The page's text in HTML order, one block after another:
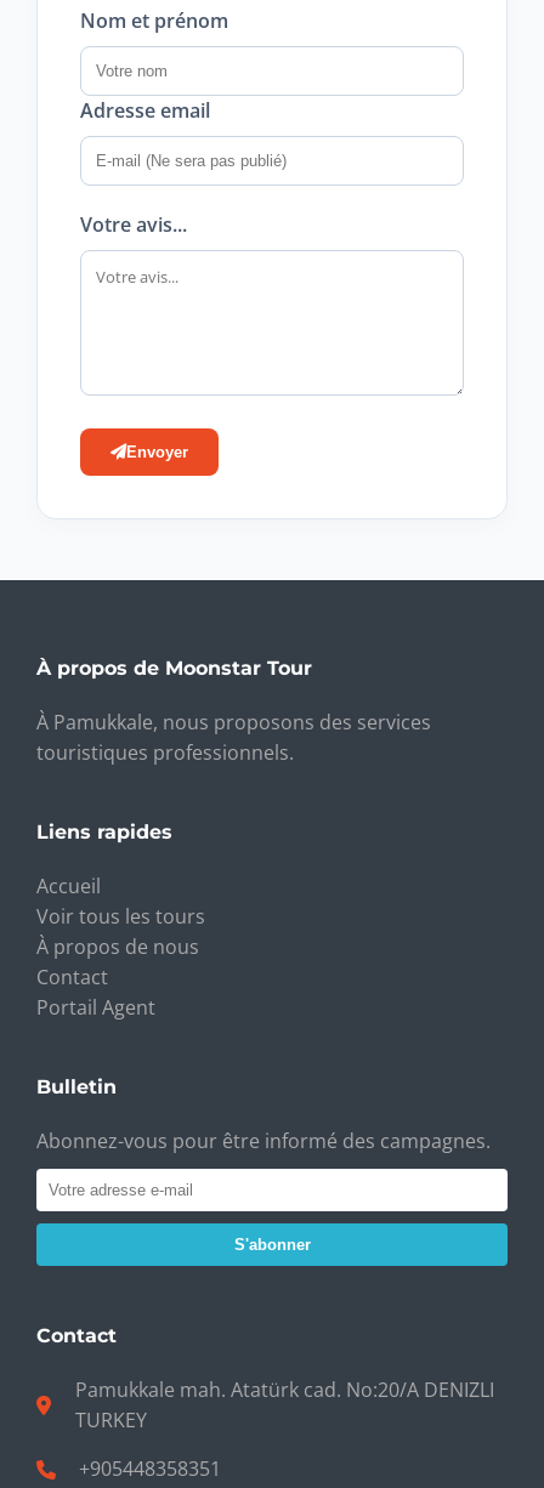
Nom et prénom
Adresse email
Votre avis...
Envoyer
À propos de Moonstar Tour
À Pamukkale, nous proposons des services
touristiques professionnels.
Liens rapides
Accueil
Voir tous les tours
À propos de nous
Contact
Portail Agent
Bulletin
Abonnez-vous pour être informé des campagnes.
S'abonner
Contact
Pamukkale mah. Atatürk cad. No:20/A DENIZLI
TURKEY
+905448358351